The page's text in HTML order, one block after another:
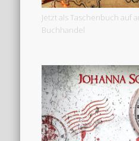
Jetzt als Taschenbuch auf
Buchhandel